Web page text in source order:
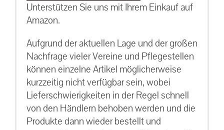
Unterstützen Sie uns mit Ihrem Einkauf auf
Amazon.
Aufgrund der aktuellen Lage und der großen
Nachfrage vieler Vereine und Pflegestellen
können einzelne Artikel möglicherweise
kurzzeitig nicht verfügbar sein, wobei
Lieferschwierigkeiten in der Regel schnell
von den Händlern behoben werden und die
Produkte dann wieder bestellt und